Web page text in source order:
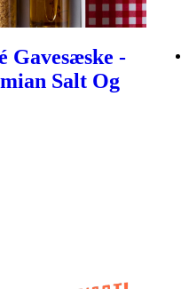
Gavesæske -
Salt Og